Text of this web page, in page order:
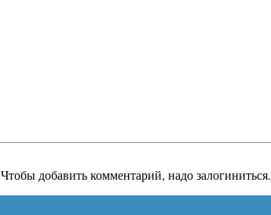
Чтобы добавить комментарий, надо залогиниться.